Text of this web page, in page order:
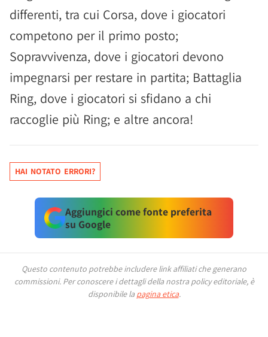
differenti, tra cui Corsa, dove i giocatori
competono per il primo posto;
Sopravvivenza, dove i giocatori devono
impegnarsi per restare in partita; Battaglia
Ring, dove i giocatori si sfidano a chi
raccoglie più Ring; e altre ancora!
HAI NOTATO ERRORI?
Aggiungici come fonte preferita
su Google
Questo contenuto potrebbe includere link affiliati che generano
commissioni. Per conoscere i dettagli della nostra policy editoriale, è
disponibile la pagina etica.